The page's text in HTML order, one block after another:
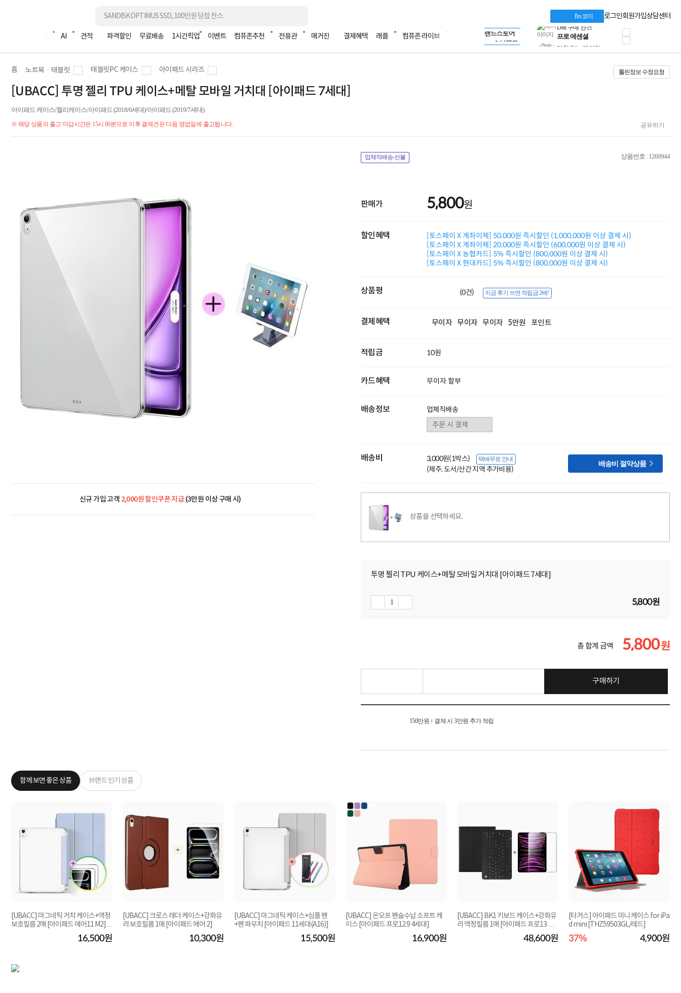
I'm 코미 로그인회원가입상담센터
조립PC AI 견적 파격할인 무료배송 1시간픽업 이벤트 컴퓨존추천 전용관 매거진 결제혜택 래플 컴퓨존 라이브
LG gram & 브랜드스토어
Microsoft 브랜드스토어
AMD 브랜드스토어
Dell 구매 찬스
프로 에센셜
타협 없는 게이밍
HP OMEN
로지텍
적립금 3% 페이백
시스코 스위칭허브
누적 금액 별
적립금 페이백!
홈 노트북ㆍ태블릿 태블릿PC 케이스 아이패드 시리즈 틀린정보 수정요청
[UBACC] 투명 젤리 TPU 케이스+메탈 모바일 거치대 [아이패드 7세대]
아이패드 케이스/젤리케이스/아이패드 (2018/6세대)/아이패드 (2019/7세대)
※ 해당 상품의 출고 마감시간은 15시 00분으로 이후 결제건은 다음 영업일에 출고됩니다. 공유하기
신규 가입 고객 2,000원 할인쿠폰 지급(3만원 이상 구매 시)
업체직배송-선불 상품번호 : 1260944
판매가 5,800원
할인혜택
[토스페이 X 계좌이체] 50,000원 즉시할인 (1,000,000원 이상 결제 시)
[토스페이 X 계좌이체] 20,000원 즉시할인 (600,000원 이상 결제 시)
[토스페이 X 농협카드] 5% 즉시할인 (800,000원 이상 결제 시)
[토스페이 X 현대카드] 5% 즉시할인 (800,000원 이상 결제 시)
상품평 (0건) 지금 후기 쓰면 적립금 2배!
결제혜택 무이자 무이자 무이자 5만원 포인트
적립금 10원
카드혜택 무이자 할부
배송정보 업체직배송
배송비 3,000원(1박스) 택배무료 안내
(제주, 도서/산간 지역 추가비용)
배송비 절약상품 
상품을 선택하세요.
투명 젤리 TPU 케이스+메탈 모바일 거치대 [아이패드 7세대]
5,800원
총 합계 금액 5,800원
구매하기
150만원 ↑ 결제 시 3만원 추가 적립
함께 보면 좋은 상품 브랜드 인기 상품
[UBACC] 마그네틱 거치 케이스+액정
보호필름 2매 [아이패드 에어11 M2] M
16,500원
[UBACC] 크로스 레더 케이스+강화유
리 보호필름 1매 [아이패드 에어 2]
10,300원
[UBACC] 마그네틱 케이스+심플 펜
+펜 파우치 [아이패드 11세대(A16)]
15,500원
[UBACC] 온오프 펜슬수납 소프트 케
이스 [아이패드 프로12.9 4세대]
16,900원
[UBACC] BK1 키보드 케이스+강화유
리 액정필름 1매 [아이패드 프로13 M
48,600원
[타거스] 아이패드 미니 케이스 for iPa
d mini [THZ59503GL/레드]
37% 4,900원